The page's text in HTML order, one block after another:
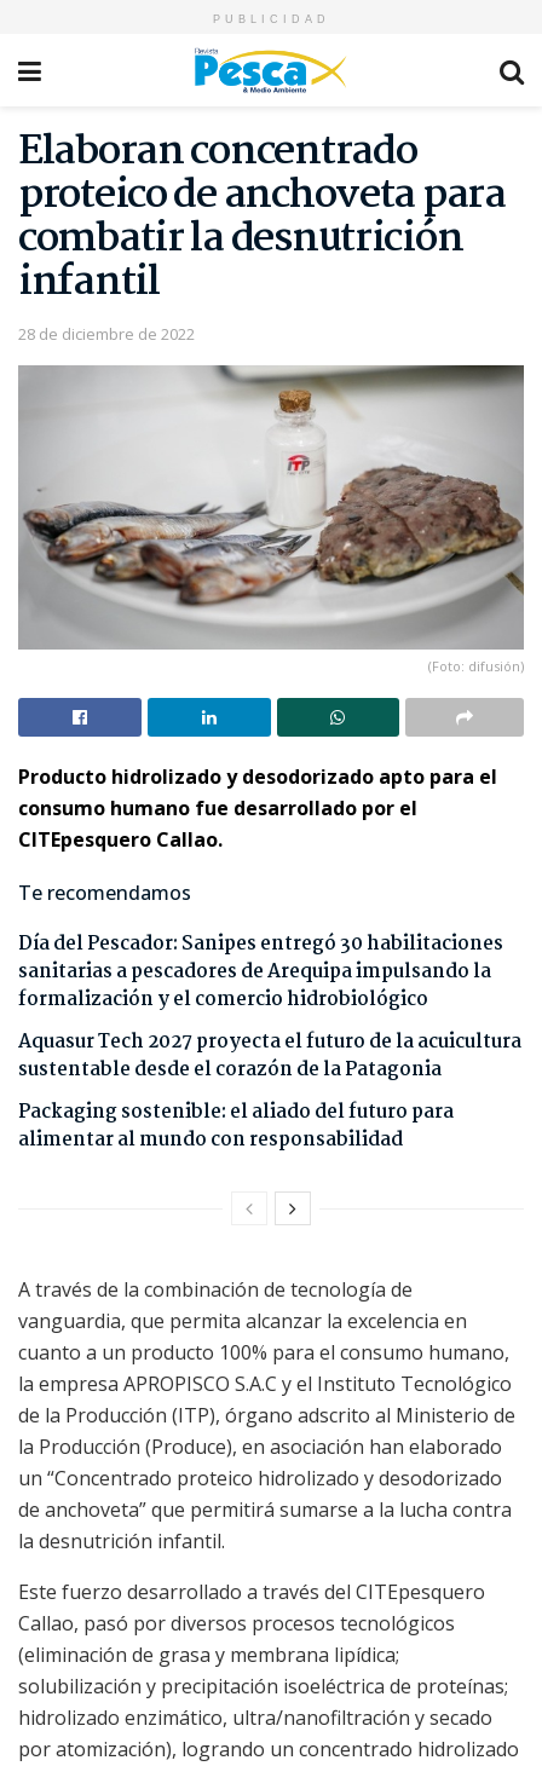
PUBLICIDAD
Elaboran concentrado
proteico de anchoveta para
combatir la desnutrición
infantil
28 de diciembre de 2022
(Foto: difusión)
Producto hidrolizado y desodorizado apto para el
consumo humano fue desarrollado por el
CITEpesquero Callao.
Te recomendamos
Día del Pescador: Sanipes entregó 30 habilitaciones
sanitarias a pescadores de Arequipa impulsando la
formalización y el comercio hidrobiológico
Aquasur Tech 2027 proyecta el futuro de la acuicultura
sustentable desde el corazón de la Patagonia
Packaging sostenible: el aliado del futuro para
alimentar al mundo con responsabilidad
A través de la combinación de tecnología de
vanguardia, que permita alcanzar la excelencia en
cuanto a un producto 100% para el consumo humano,
la empresa APROPISCO S.A.C y el Instituto Tecnológico
de la Producción (ITP), órgano adscrito al Ministerio de
la Producción (Produce), en asociación han elaborado
un “Concentrado proteico hidrolizado y desodorizado
de anchoveta” que permitirá sumarse a la lucha contra
la desnutrición infantil.
Este fuerzo desarrollado a través del CITEpesquero
Callao, pasó por diversos procesos tecnológicos
(eliminación de grasa y membrana lipídica;
solubilización y precipitación isoeléctrica de proteínas;
hidrolizado enzimático, ultra/nanofiltración y secado
por atomización), logrando un concentrado hidrolizado